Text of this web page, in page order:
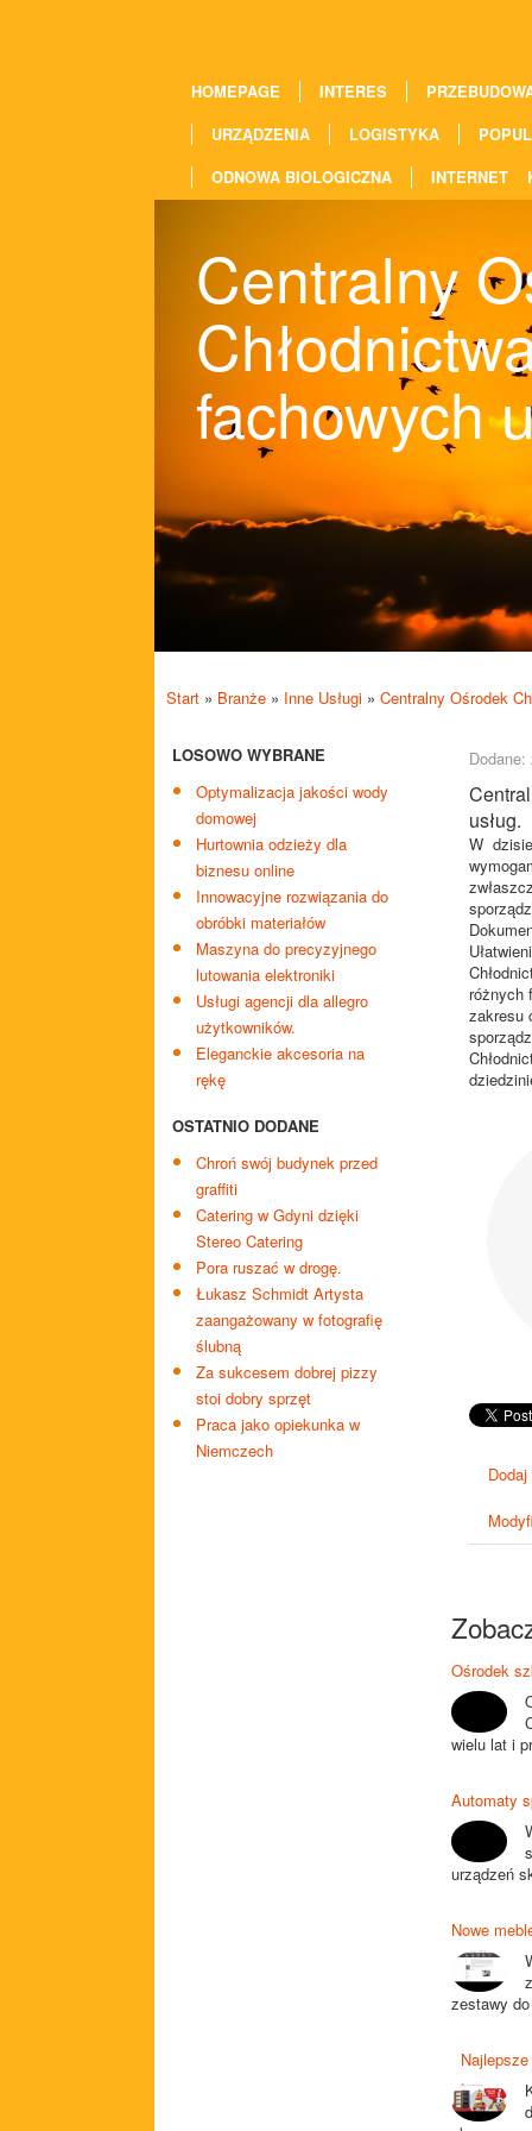
HOMEPAGE INTERES
URZĄDZENIA
LOGISTYKA
ODNOWA BIOLOGICZNA
INTERNET
Centralny
fachowych
Start » Branże » Inne Usługi » Centralny Ośrodek
LOSOWO WYBRANE
Optymalizacja jakości wody
domowej
Hurtownia odzieży dla
biznesu online
Innowacyjne rozwiązania do
obróbki materiałów
Maszyna do precyzyjnego
lutowania elektroniki
Usługi agencji dla allegro
użytkowników.
Eleganckie akcesoria na
rękę
OSTATNIO DODANE
Chroń swój budynek przed
graffiti
Catering w Gdyni dzięki
Stereo Catering
Pora ruszać w drogę.
Łukasz Schmidt Artysta
zaangażowany w fotografię
ślubną
Za sukcesem dobrej pizzy
stoi dobry sprzęt
Praca jako opiekunka w
Niemczech
Dodane:
usług.
W
różnych
zakresu
Ośrodek
wielu lat i
Automaty
urządzeń
Nowe
zestawy